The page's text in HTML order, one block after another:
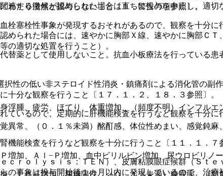
たり漫然と投与しないこと〔１．警告の項参照〕。
塞栓性事象が発現するおそれがあるので、観察を十分に
薬として使用しないこと。抗血小板療法を行っている患
性の低い非ステロイド性消炎・鎮痛剤による消化管の副
分な観察を行うこと〔１７．１．２、１８．３参照〕。
いるので、定期的に肝機能検査を行うなど観察を十分に
能検査を行うなど観察を十分に行うこと〔１１．１．７
ｏｌｙｓｉｓ：ＴＥＮ）、皮膚粘膜眼症候群（Ｓｔｅ
事象は投与開始後１カ月以内に発現しているので、治療
する徴候が認められた場合は直ちに投与を中止し、適切
られた場合には、速やかに胸部Ｘ線、速やかに胸部ＣＴ
の適切な処置を行うこと）。
腫、疲労、ほてり、体重増加、（頻度不明）インフルエ
常、（０．１％未満）酩酊感、体位性めまい、感覚鈍麻
加、Ａｌ−Ｐ増加、血中ビリルビン増加、尿ウロビリノー